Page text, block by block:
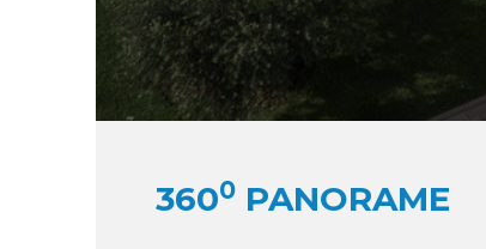
3600 PANORAME